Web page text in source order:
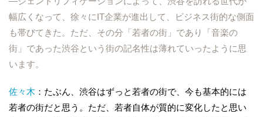
幅広くなって、徐々にIT企業が進出して、ビジネス街的な側面
も帯びてきた。ただ、その分「若者の街」であり「音楽の
街」であった渋谷という街の記名性は薄れていったように思
います。
佐々木 ：たぶん、渋谷はずっと若者の街で、今も基本的には
若者の街だと思う。ただ、若者自体が質的に変化したと思い